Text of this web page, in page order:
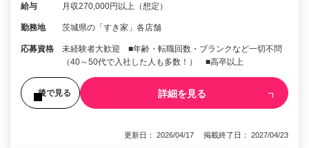
給与 月収270,000円以上（想定）
勤務地 茨城県の「すき家」各店舗
応募資格
未経験者大歓迎 ■年齢・転職回数・ブランクなど一切不問
（40～50代で入社した人も多数！） ■高卒以上
後で見る 詳細を見る
更新日： 2026/04/17 掲載終了日： 2027/04/23